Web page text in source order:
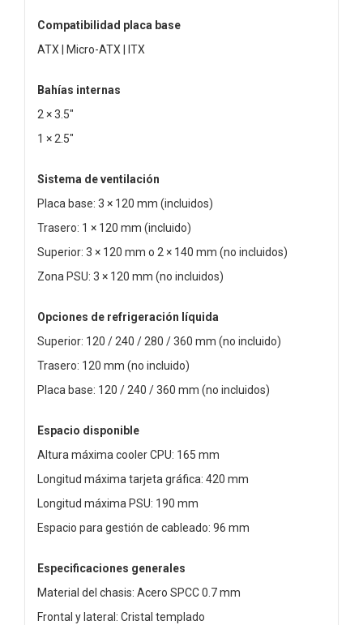
Compatibilidad placa base
ATX | Micro-ATX | ITX
Bahías internas
2 × 3.5"
1 × 2.5"
Sistema de ventilación
Placa base: 3 × 120 mm (incluidos)
Trasero: 1 × 120 mm (incluido)
Superior: 3 × 120 mm o 2 × 140 mm (no incluidos)
Zona PSU: 3 × 120 mm (no incluidos)
Opciones de refrigeración líquida
Superior: 120 / 240 / 280 / 360 mm (no incluido)
Trasero: 120 mm (no incluido)
Placa base: 120 / 240 / 360 mm (no incluidos)
Espacio disponible
Altura máxima cooler CPU: 165 mm
Longitud máxima tarjeta gráfica: 420 mm
Longitud máxima PSU: 190 mm
Espacio para gestión de cableado: 96 mm
Especificaciones generales
Material del chasis: Acero SPCC 0.7 mm
Frontal y lateral: Cristal templado